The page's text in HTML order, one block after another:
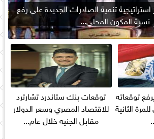
تنمية الصادرات الجديدة على رفع
نسبة المكون المحلي...
توقعاته
الثانية
توقعات بنك ستاندرد تشارترد
للاقتصاد المصري وسعر الدولار
مقابل الجنيه خلال عام...